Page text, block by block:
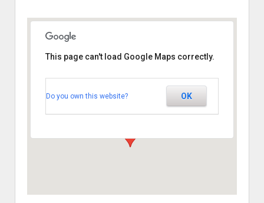
Esclerosis Multiple
Avenida de la Constitucion 17, -
Segovia
This page can't load Google Maps correctly.
Do you own this website? OK